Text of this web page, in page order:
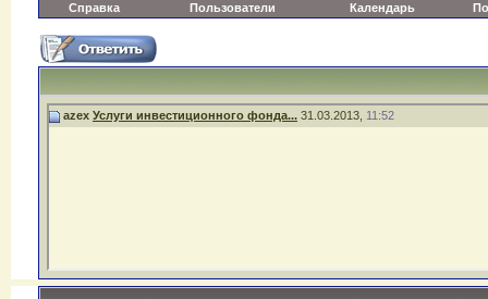
Справка Пользователи Календарь
azex Услуги инвестиционного фонда... 31.03.2013, 11:52